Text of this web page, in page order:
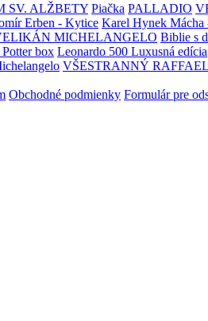
SV. ALŽBETY Piačka PALLADIO
Erben - Kytice Karel Hynek Mácha
MICHELANGELO Biblie s
box Leonardo 500 Luxusná edícia
VŠESTRANNÝ
Obchodné podmienky Formulár pre